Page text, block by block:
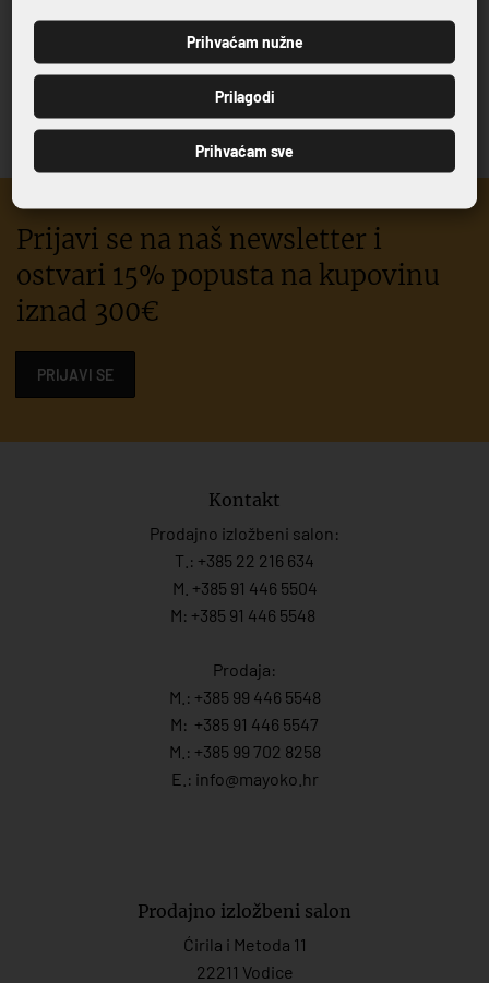
4,80 €
GOBLET 54 CL
5,00 €
Prijavi se na naš newsletter i
ostvari 15% popusta na kupovinu
iznad 300€
PRIJAVI SE
Kontakt
Prodajno izložbeni salon:
T.: +385 22 216 634
M. +385 91 446 5504
M: +385 91 446 5548
Prodaja:
M.: +385 99 446 5548
M: +385 91 446 5547
M.: +385 99 702 8258
E.: info@mayoko. hr
Prodajno izložbeni salon
Ćirila i Metoda 11
22211 Vodice
PRIJAVI SE
Prihvaćam nužne
Prilagodi
Prihvaćam sve